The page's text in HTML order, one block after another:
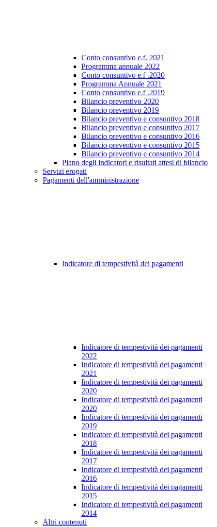
Conto consuntivo e.f. 2021
Programma annuale 2022
Conto consuntivo e.f .2020
Programma Annuale 2021
Conto consuntivo e.f .2019
Bilancio preventivo 2020
Bilancio preventivo 2019
Bilancio preventivo e consuntivo 2018
Bilancio preventivo e consuntivo 2017
Bilancio preventivo e consuntivo 2016
Bilancio preventivo e consuntivo 2015
Bilancio preventivo e consuntivo 2014
Piano degli indicatori e risultati attesi di bilancio
Servizi erogati
Pagamenti dell'amministrazione
Indicatore di tempestività dei pagamenti
Indicatore di tempestività dei pagamenti
2022
Indicatore di tempestività dei pagamenti
2021
Indicatore di tempestività dei pagamenti
2020
Indicatore di tempestività dei pagamenti
2020
Indicatore di tempestività dei pagamenti
2019
Indicatore di tempestività dei pagamenti
2018
Indicatore di tempestività dei pagamenti
2017
Indicatore di tempestività dei pagamenti
2016
Indicatore di tempestività dei pagamenti
2015
Indicatore di tempestività dei pagamenti
2014
Altri contenuti